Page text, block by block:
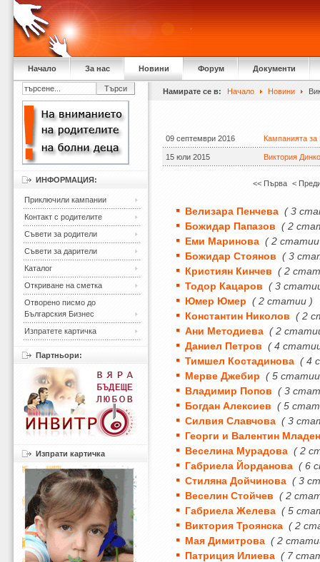
Начало За нас Новини Форум Документи
Намирате се в: Начало Новини
09 септември 2016 Кампанията
15 юли 2015 Виктория
<< Първа <
Велизара Пенчева ( 3
Божидар Папазов ( 2
Еми Маринова ( 2
Божидар Стоянов ( 3
Кристиян Кинчев ( 2
Тодор Кацаров ( 3
Юмер Юмер ( 2 статии )
Константин Николов ( 2
Ани Методиева ( 2
Даниел Петров ( 4
Тимшел Костадинова ( 4
Мерве Джебир ( 5
Владимир Попов ( 3
Богдан Алексиев ( 5
Силвия Славчова ( 3
Георги и Валентин
Веселина Мурадова ( 2
Габриела Йорданова ( 6
Стиляна Дойчинова ( 3
Веселин Стойчев ( 2
Габриела Желева ( 5
Виктория Троянска ( 2
Мая Димитрова ( 2
Патриция Илиева ( 7
ИНФОРМАЦИЯ:
Приключили кампании
Контакт с родителите
Съвети за родители
Съвети за дарители
Каталог
Откриване на сметка
Отворено писмо до
Българския Бизнес
Изпратете картичка
Партньори:
Изпрати картичка